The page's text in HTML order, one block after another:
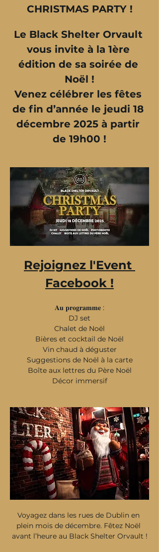
CHRISTMAS PARTY !
Le Black Shelter Orvault
vous invite à la 1ère
édition de sa soirée de
Noël !
Venez célébrer les fêtes
de fin d’année le jeudi 18
décembre 2025 à partir
de 19h00 !
Rejoignez l'Event
Facebook !
𝐀𝐮 𝐩𝐫𝐨𝐠𝐫𝐚𝐦𝐦𝐞 :
DJ set
Chalet de Noël
Bières et cocktail de Noël
Vin chaud à déguster
Suggestions de Noël à la carte
Boîte aux lettres du Père Noël
Décor immersif
Voyagez dans les rues de Dublin en
plein mois de décembre. Fêtez Noël
avant l’heure au Black Shelter Orvault !